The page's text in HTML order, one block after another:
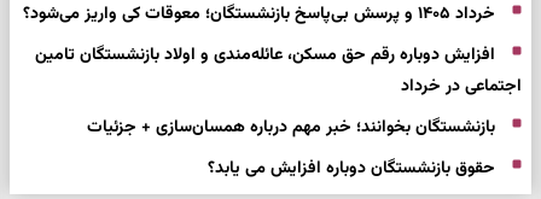
خرداد ۱۴۰۵ و پرسش بی‌پاسخ بازنشستگان؛ معوقات کی واریز می‌شود؟
افزایش دوباره رقم حق مسکن، عائله‌مندی و اولاد بازنشستگان تامین
اجتماعی در خرداد
بازنشستگان بخوانند؛ خبر مهم درباره همسان‌سازی + جزئیات
حقوق بازنشستگان دوباره افزایش می یابد؟